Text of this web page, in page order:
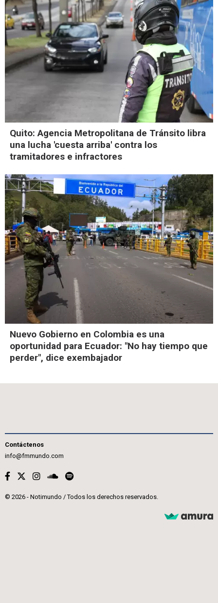
Quito: Agencia Metropolitana de Tránsito libra
una lucha 'cuesta arriba' contra los
tramitadores e infractores
Nuevo Gobierno en Colombia es una
oportunidad para Ecuador: "No hay tiempo que
perder", dice exembajador
Contáctenos
info@fmmundo.com
© 2026 - Notimundo / Todos los derechos reservados.